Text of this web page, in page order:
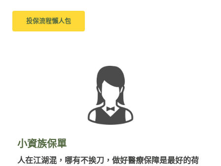
投保流程懶人包
小資族保單
人在江湖混，哪有不挨刀，做好醫療保障是最好的荷